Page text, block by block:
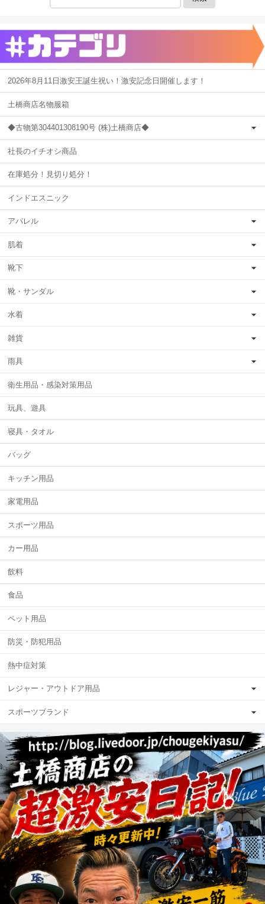
2026年8月11日激安王誕生祝い！激安記念日開催します！
土橋商店名物服箱
◆古物第304401308190号 (株)土橋商店◆
社長のイチオシ商品
在庫処分！見切り処分！
インドエスニック
アパレル
肌着
靴下
靴・サンダル
水着
雑貨
雨具
衛生用品・感染対策用品
玩具、遊具
寝具・タオル
バッグ
キッチン用品
家電用品
スポーツ用品
カー用品
飲料
食品
ペット用品
防災・防犯用品
熱中症対策
レジャー・アウトドア用品
スポーツブランド